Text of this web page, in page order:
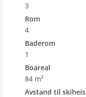
maks antall 6 Pers.
boareal 84 m2
Rom 4
soverom 3
toalett 2
Bad 1
kjøkken
3
Rom
4
Baderom
1
Boareal
84 m²
Avstand til skiheis